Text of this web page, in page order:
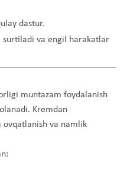
dastur.
surtiladi va engil harakatlar
muntazam foydalanish
Kremdan
va namlik